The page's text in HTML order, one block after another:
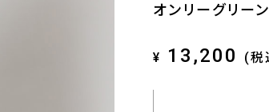
オンリーグリー
¥ 13,200 (税